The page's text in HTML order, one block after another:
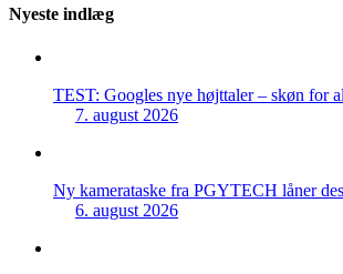
Nyeste indlæg
TEST: Googles nye højttaler – skøn for
7. august 2026
Ny kamerataske fra PGYTECH låner
6. august 2026